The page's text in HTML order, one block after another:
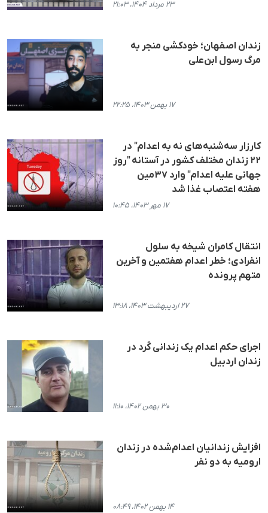
۲۳ مرداد ۱۴۰۴، ۲۱:۰۳
زندان اصفهان؛ خودکشی منجر به
مرگ رسول ابن‌علی
۱۷ بهمن ۱۴۰۳، ۲۲:۲۵
کارزار سه‌شنبه‌های نه به اعدام" در
۲۲ زندان مختلف کشور در آستانه "روز
جهانی علیه اعدام" وارد ۳۷مین
هفته اعتصاب غذا شد
۱۷ مهر ۱۴۰۳، ۱۰:۴۵
انتقال کامران شیخه به سلول
انفرادی؛ خطر اعدام هفتمین و آخرین
متهم پرونده
۲۷ اردیبهشت ۱۴۰۳، ۱۳:۱۸
اجرای حکم اعدام یک زندانی کُرد در
زندان اردبیل
۳۰ بهمن ۱۴۰۲، ۱۱:۱۰
افزایش زندانیان اعدام‌شده در زندان
ارومیه به دو نفر
۱۴ بهمن ۱۴۰۲، ۰۸:۴۹